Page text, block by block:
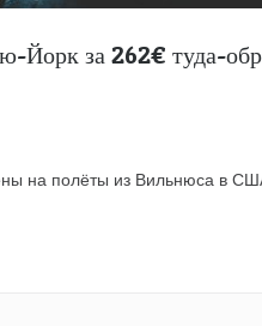
Йорк за 262€ туда-
на полёты из Вильнюса в